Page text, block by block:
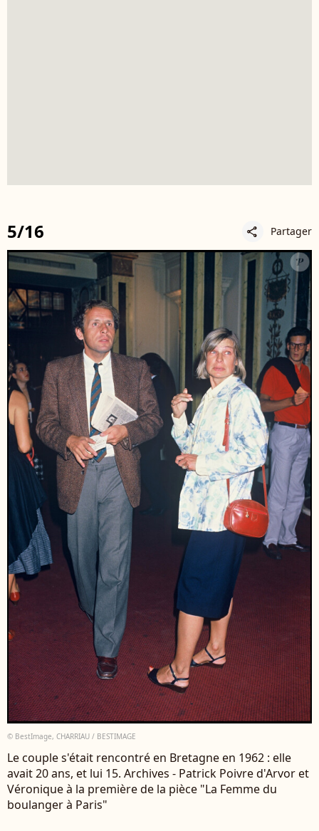
5/16 share Partager
© BestImage, CHARRIAU / BESTIMAGE
Le couple s'était rencontré en Bretagne en 1962 : elle
avait 20 ans, et lui 15. Archives - Patrick Poivre d'Arvor et
Véronique à la première de la pièce "La Femme du
boulanger à Paris"